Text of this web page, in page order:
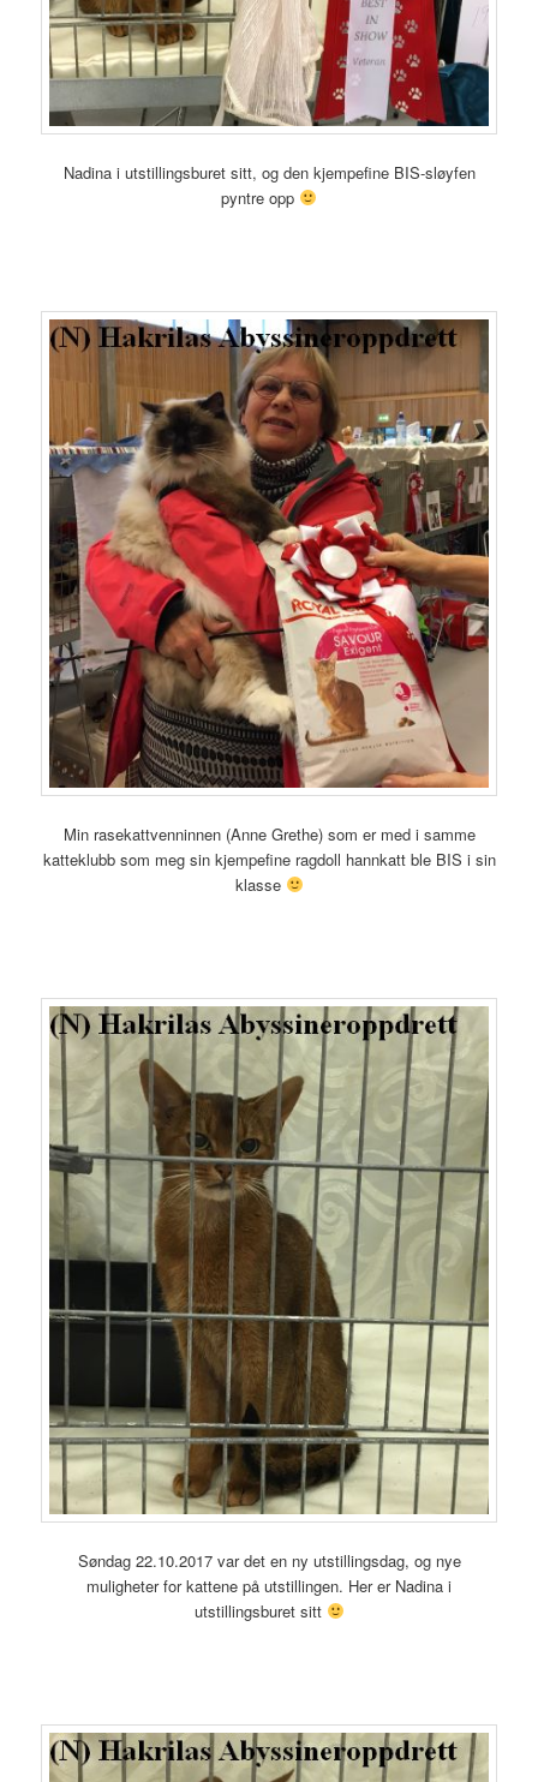
Nadina i utstillingsburet sitt, og den kjempefine BIS-sløyfen
pyntre opp
Min rasekattvenninnen (Anne Grethe) som er med i samme
katteklubb som meg sin kjempefine ragdoll hannkatt ble BIS i sin
klasse
Søndag 22.10.2017 var det en ny utstillingsdag, og nye
muligheter for kattene på utstillingen. Her er Nadina i
utstillingsburet sitt